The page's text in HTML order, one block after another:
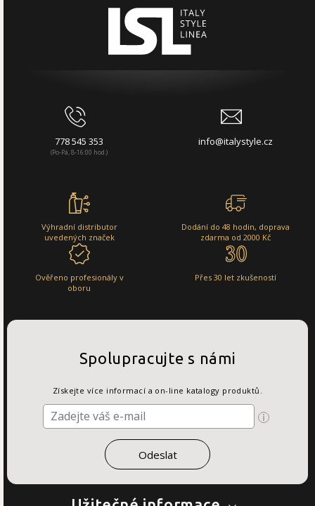
778 545 353
(Po-Pá, 8-16:00 hod.)
info@italystyle.cz
Výhradní distributor
uvedených značek
Dodání do 48 hodin, doprava
zdarma od 2000 Kč
Ověřeno profesionály v
oboru
Přes 30 let zkušeností
Spolupracujte s námi
Získejte více informací a on-line katalogy produktů.